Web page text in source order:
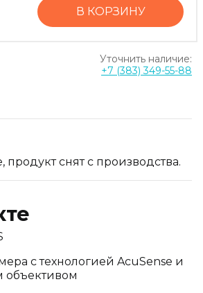
В КОРЗИНУ
Уточнить наличие:
+7 (383) 349-55-88
снят с производства.
с технологией AcuSense и